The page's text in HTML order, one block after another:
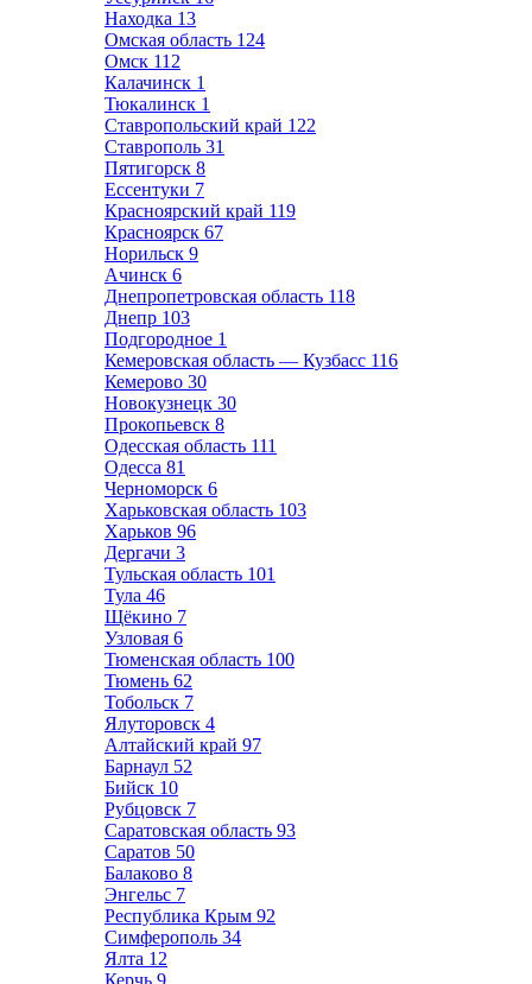
Находка 13
Омская область 124
Омск 112
Калачинск 1
Тюкалинск 1
Ставропольский край 122
Ставрополь 31
Пятигорск 8
Ессентуки 7
Красноярский край 119
Красноярск 67
Норильск 9
Ачинск 6
Днепропетровская область 118
Днепр 103
Подгородное 1
Кемеровская область — Кузбасс 116
Кемерово 30
Новокузнецк 30
Прокопьевск 8
Одесская область 111
Одесса 81
Черноморск 6
Харьковская область 103
Харьков 96
Дергачи 3
Тульская область 101
Тула 46
Щёкино 7
Узловая 6
Тюменская область 100
Тюмень 62
Тобольск 7
Ялуторовск 4
Алтайский край 97
Барнаул 52
Бийск 10
Рубцовск 7
Саратовская область 93
Саратов 50
Балаково 8
Энгельс 7
Республика Крым 92
Симферополь 34
Ялта 12
Керчь 9